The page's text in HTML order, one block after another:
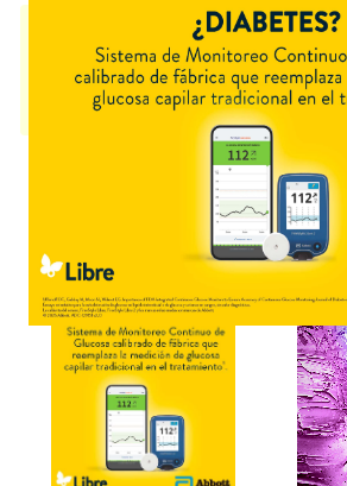
JERINGAS BD ULTRAFINE 1 ML AGUJA MINI
para aplic.insulina y se indica como Aplicador
Celnova Argentinay cuenta con 1
Algunas presentaciones cuentan con cobertura
Otros productos condispositivo
Otros productos de Celnova